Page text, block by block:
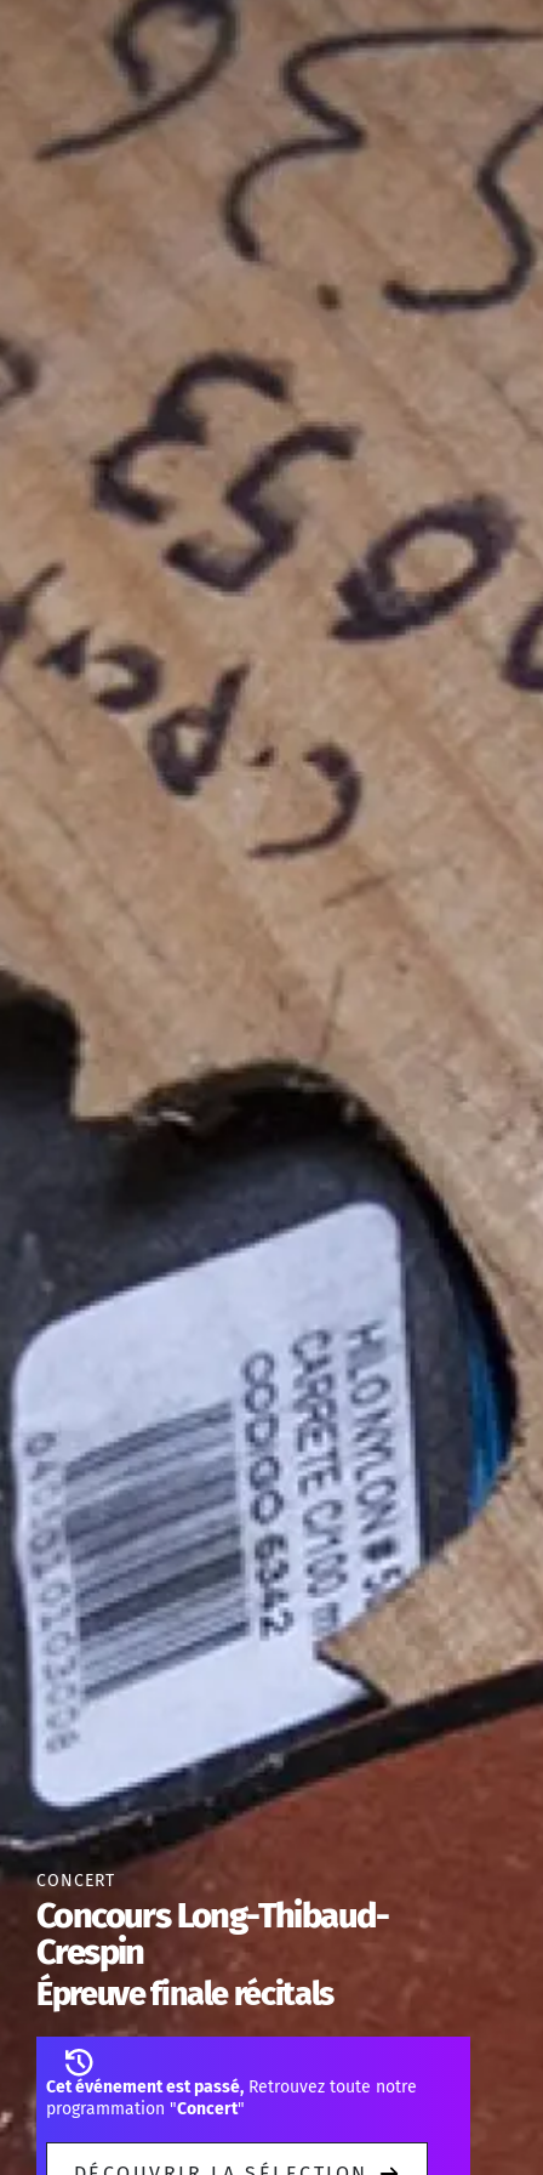
CONCERT
Concours Long-Thibaud-
Crespin
Épreuve finale récitals
Cet événement est passé, Retrouvez toute notre
programmation "Concert"